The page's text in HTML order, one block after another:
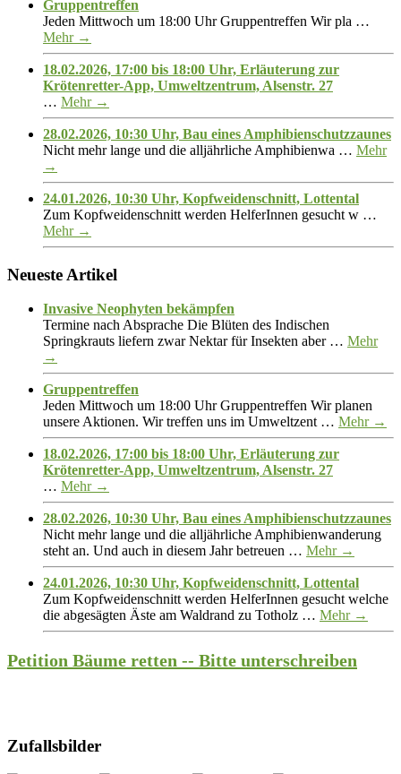
Gruppentreffen
Jeden Mittwoch um 18:00 Uhr Gruppentreffen Wir pla …
Mehr →
18.02.2026, 17:00 bis 18:00 Uhr, Erläuterung zur
Krötenretter-App, Umweltzentrum, Alsenstr. 27
… Mehr →
28.02.2026, 10:30 Uhr, Bau eines Amphibienschutzzaunes
Nicht mehr lange und die alljährliche Amphibienwa … Mehr
→
24.01.2026, 10:30 Uhr, Kopfweidenschnitt, Lottental
Zum Kopfweidenschnitt werden HelferInnen gesucht w …
Mehr →
Neueste Artikel
Invasive Neophyten bekämpfen
Termine nach Absprache Die Blüten des Indischen
Springkrauts liefern zwar Nektar für Insekten aber … Mehr
→
Gruppentreffen
Jeden Mittwoch um 18:00 Uhr Gruppentreffen Wir planen
unsere Aktionen. Wir treffen uns im Umweltzent … Mehr →
18.02.2026, 17:00 bis 18:00 Uhr, Erläuterung zur
Krötenretter-App, Umweltzentrum, Alsenstr. 27
… Mehr →
28.02.2026, 10:30 Uhr, Bau eines Amphibienschutzzaunes
Nicht mehr lange und die alljährliche Amphibienwanderung
steht an. Und auch in diesem Jahr betreuen … Mehr →
24.01.2026, 10:30 Uhr, Kopfweidenschnitt, Lottental
Zum Kopfweidenschnitt werden HelferInnen gesucht welche
die abgesägten Äste am Waldrand zu Totholz … Mehr →
Petition Bäume retten -- Bitte unterschreiben
Zufallsbilder